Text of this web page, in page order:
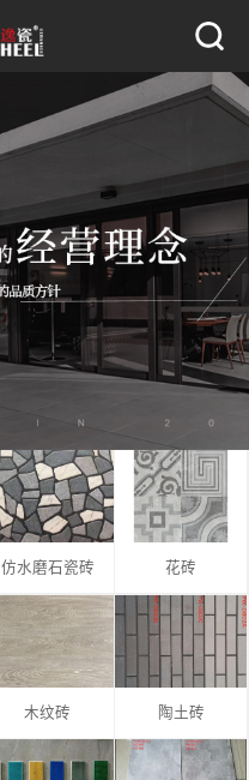
仿水磨石瓷砖 花砖
木纹砖 陶土砖